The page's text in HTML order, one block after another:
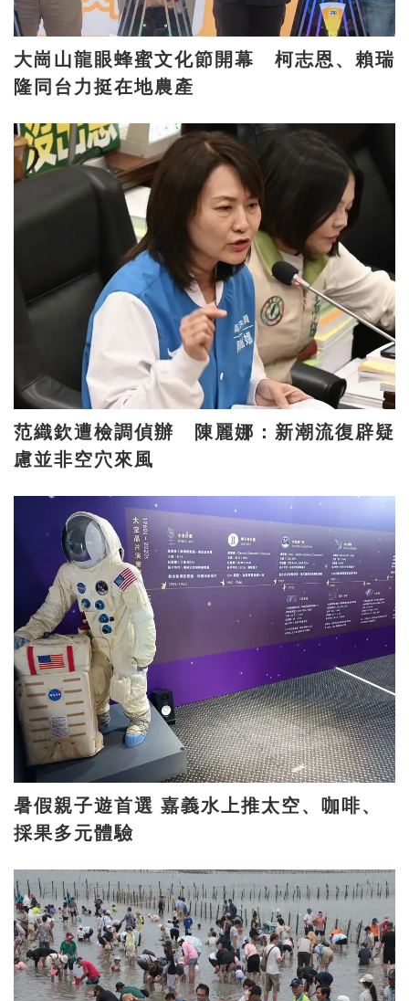
大崗山龍眼蜂蜜文化節開幕 柯志恩、賴瑞
隆同台力挺在地農產
范織欽遭檢調偵辦 陳麗娜：新潮流復辟疑
慮並非空穴來風
暑假親子遊首選 嘉義水上推太空、咖啡、
採果多元體驗